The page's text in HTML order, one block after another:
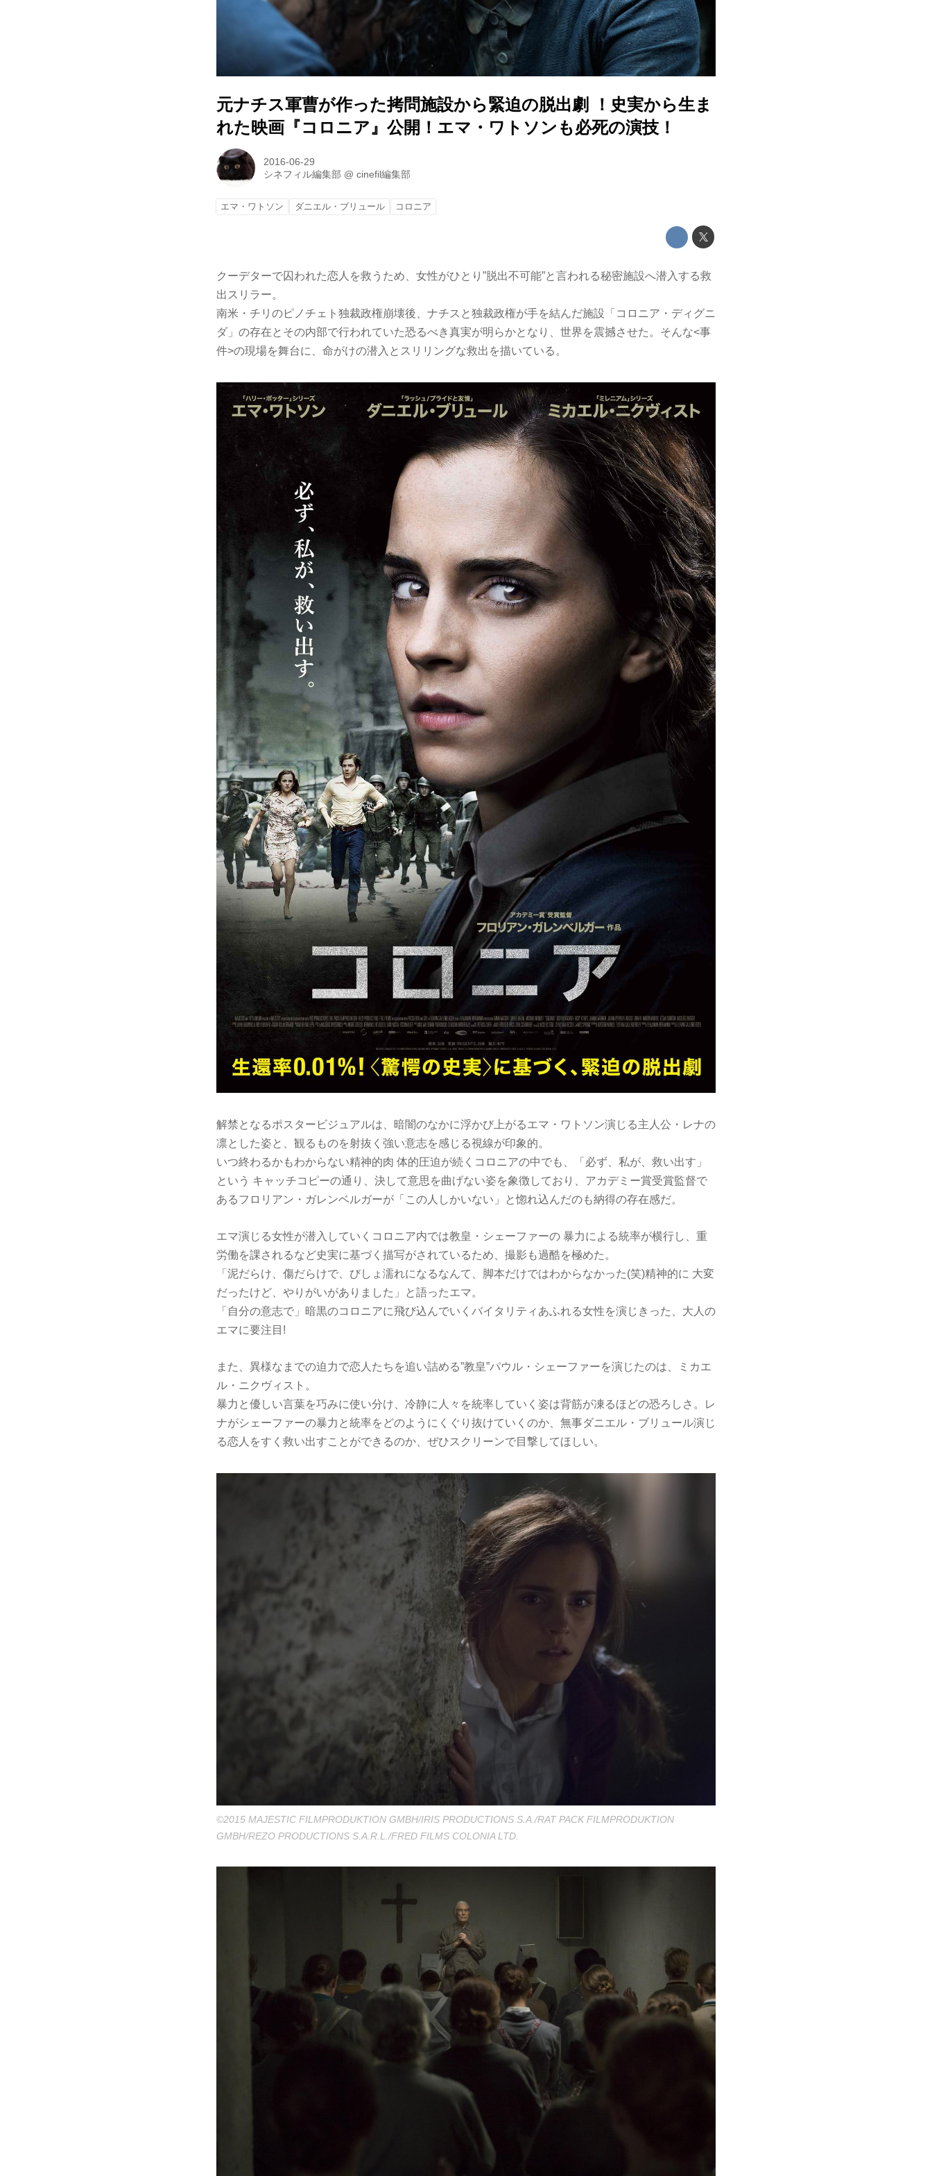
元ナチス軍曹が作った拷問施設から緊迫の脱出劇 ！史実から生ま
れた映画『コロニア』公開！エマ・ワトソンも必死の演技！
2016-06-29
シネフィル編集部 @cinefil編集部
エマ・ワトソン ダニエル・ブリュール コロニア
クーデターで囚われた恋人を救うため、女性がひとり”脱出不可能”と言われる秘密施設へ潜入する救
出スリラー。
南米・チリのピノチェト独裁政権崩壊後、ナチスと独裁政権が手を結んだ施設「コロニア・ディグニ
ダ」の存在とその内部で行われていた恐るべき真実が明らかとなり、世界を震撼させた。そんな<事
件>の現場を舞台に、命がけの潜入とスリリングな救出を描いている。
解禁となるポスタービジュアルは、暗闇のなかに浮かび上がるエマ・ワトソン演じる主人公・レナの
凛とした姿と、観るものを射抜く強い意志を感じる視線が印象的。
いつ終わるかもわからない精神的肉 体的圧迫が続くコロニアの中でも、「必ず、私が、救い出す」
という キャッチコピーの通り、決して意思を曲げない姿を象徴しており、アカデミー賞受賞監督で
あるフロリアン・ガレンベルガーが「この人しかいない」と惚れ込んだのも納得の存在感だ。
エマ演じる女性が潜入していくコロニア内では教皇・シェーファーの 暴力による統率が横行し、重
労働を課されるなど史実に基づく描写がされているため、撮影も過酷を極めた。
「泥だらけ、傷だらけで、びしょ濡れになるなんて、脚本だけではわからなかった(笑)精神的に 大変
だったけど、やりがいがありました」と語ったエマ。
「自分の意志で」暗黒のコロニアに飛び込んでいくバイタリティあふれる女性を演じきった、大人の
エマに要注目!
また、異様なまでの迫力で恋人たちを追い詰める”教皇”パウル・シェーファーを演じたのは、ミカエ
ル・ニクヴィスト。
暴力と優しい言葉を巧みに使い分け、冷静に人々を統率していく姿は背筋が凍るほどの恐ろしさ。レ
ナがシェーファーの暴力と統率をどのようにくぐり抜けていくのか、無事ダニエル・ブリュール演じ
る恋人をすく救い出すことができるのか、ぜひスクリーンで目撃してほしい。
©2015 MAJESTIC FILMPRODUKTION GMBH/IRIS PRODUCTIONS S.A./RAT PACK FILMPRODUKTION
GMBH/REZO PRODUCTIONS S.A.R.L./FRED FILMS COLONIA LTD.